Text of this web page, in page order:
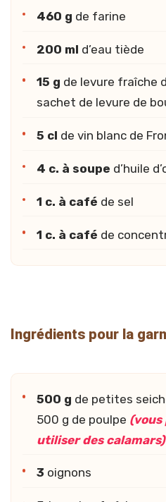
460 g de farine
200 ml d’eau tiède
15 g de levure fraîche
sachet de levure de
5 cl de vin blanc de
4 c. à soupe d’huile
1 c. à café de sel
1 c. à café de
Ingrédients pour la
500 g de petites
500 g de poulpe (vous
utiliser des calamars)
3 oignons